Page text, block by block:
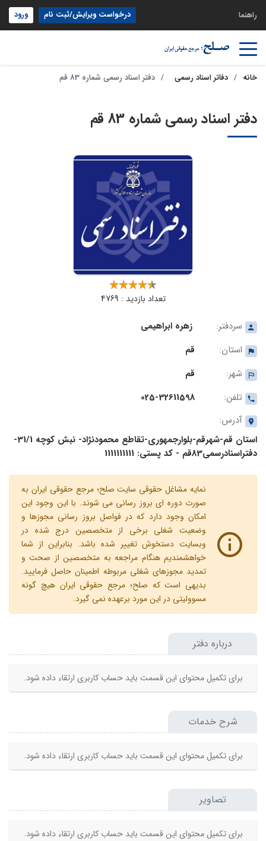
راهنما درخواست ویرایش/ثبت نام ورود
خانه دفاتر اسناد رسمی دفتر اسناد رسمی شماره 83 قم
دفتر اسناد رسمی شماره 83 قم
تعداد بازدید : 4769
سردفتر:
زهره ابراهیمی
استان:
قم
شهر:
قم
تلفن:
025-32611598
آدرس:
استان قم-شهرقم-بلوارجمهوری-تقاطع محمودنژاد- نبش کوچه 31/1-
دفتراسنادرسمی83قم - کد پستی: 1111111111
نمایه مشاغل حقوقی سایت صلح؛ مرجع حقوقی ایران به
صورت دوره ای بروز رسانی می شوند. با این وجود این
امکان وجود دارد که در فواصل بروز رسانی مجوزها و
وضعیت شغلی برخی از متخصصین درج شده در
وبسایت دستخوش تغییر شده باشد. بنابراین از شما
خواهشمندیم هنگام مراجعه به متخصصین از صحت و
تمدید مجوزهای شغلی مربوطه اطمینان حاصل فرمایید.
بدیهی است که صلح؛ مرجع حقوقی ایران هیچ گونه
مسوولیتی در این مورد برعهده نمی گیرد.
درباره دفتر
برای تکمیل محتوای این قسمت باید حساب کاربری ارتقاء داده شود.
شرح خدمات
برای تکمیل محتوای این قسمت باید حساب کاربری ارتقاء داده شود.
تصاویر
برای تکمیل محتوای این قسمت باید حساب کاربری ارتقاء داده شود.